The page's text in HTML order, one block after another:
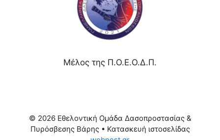
Μέλος της Π.Ο.Ε.Ο.Δ.Π.
© 2026 Εθελοντική Ομάδα Δασοπροστασίας &
Πυρόσβεσης Βάρης• Κατασκευή ιστοσελίδας